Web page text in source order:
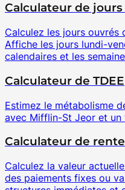
Calculateur de jours
Calculez les jours ouvrés
Affiche les jours lundi-
calendaires et les
Calculateur de TDEE
Estimez le métabolisme
avec Mifflin-St Jeor et
Calculateur de rente
Calculez la valeur
des paiements fixes ou